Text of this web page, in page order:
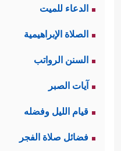
الدعاء للميت
الصلاة الإبراهيمية
السنن الرواتب
آيات الصبر
قيام الليل وفضله
فضائل صلاة الفجر